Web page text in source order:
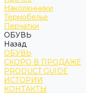
Наколенники
Термобелье
Перчатки
ОБУВЬ
Назад
ОБУВЬ
СКОРО В ПРОДАЖЕ
PRODUCT GUIDE
ИСТОРИИ
КОНТАКТЫ